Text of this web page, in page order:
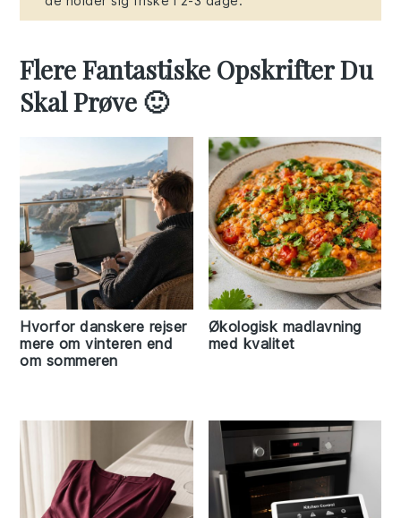
Flere Fantastiske Opskrifter Du
Skal Prøve 🙂
Hvorfor danskere rejser
mere om vinteren end
om sommeren
Økologisk madlavning
med kvalitet